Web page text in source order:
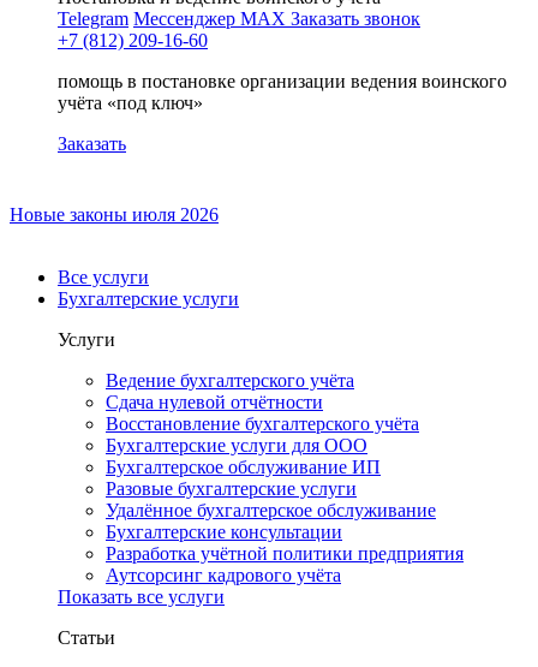
Telegram Мессенджер MAX Заказать звонок
+7 (812) 209-16-60
помощь в постановке организации ведения воинского
учёта «под ключ»
Заказать
Новые законы июля 2026
Все услуги
Бухгалтерские услуги
Услуги
Ведение бухгалтерского учёта
Сдача нулевой отчётности
Восстановление бухгалтерского учёта
Бухгалтерские услуги для ООО
Бухгалтерское обслуживание ИП
Разовые бухгалтерские услуги
Удалённое бухгалтерское обслуживание
Бухгалтерские консультации
Разработка учётной политики предприятия
Аутсорсинг кадрового учёта
Показать все услуги
Статьи